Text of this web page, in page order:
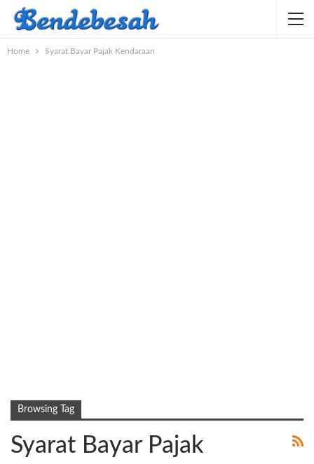
Home Syarat Bayar Pajak Kendaraan
Browsing Tag
Syarat Bayar Pajak